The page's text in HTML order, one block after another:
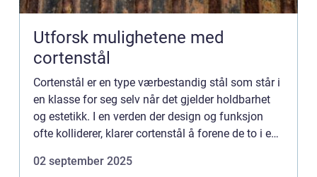
Utforsk mulighetene med
cortenstål
Cortenstål er en type værbestandig stål som står i
en klasse for seg selv når det gjelder holdbarhet
og estetikk. I en verden der design og funksjon
ofte kolliderer, klarer cortenstål å forene de to i en
02 september 2025